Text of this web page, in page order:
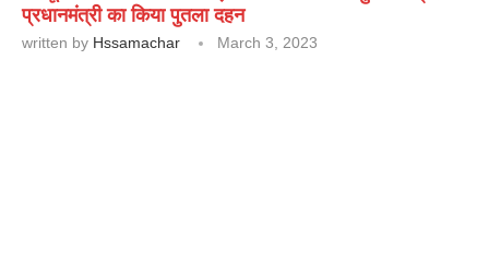
प्रधानमंत्री का किया पुतला दहन
written by Hssamachar March 3, 2023